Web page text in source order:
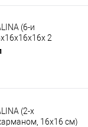
(6-и
2
(2-х
16х16 см)